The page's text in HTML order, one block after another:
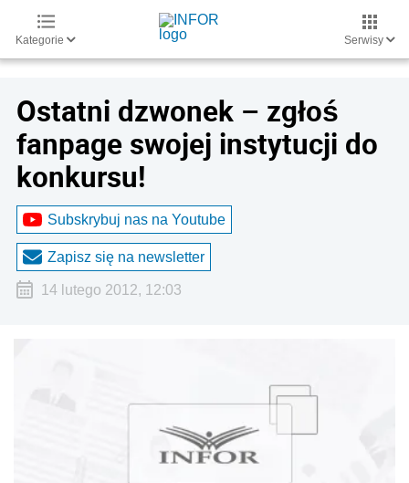
Kategorie Serwisy
Ostatni dzwonek – zgłoś
fanpage swojej instytucji do
konkursu!
Subskrybuj nas na Youtube
Zapisz się na newsletter
14 lutego 2012, 12:03